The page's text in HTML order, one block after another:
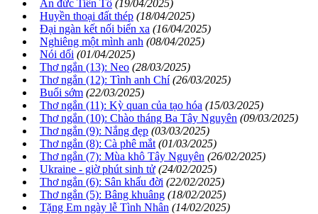
Ân đức Tiên Tổ (19/04/2025)
Huyền thoại đất thép (18/04/2025)
Đại ngàn kết nối biển xa (16/04/2025)
Nghiêng một mình anh (08/04/2025)
Nói dối (01/04/2025)
Thơ ngắn (13): Neo (28/03/2025)
Thơ ngắn (12): Tình anh Chí (26/03/2025)
Buổi sớm (22/03/2025)
Thơ ngắn (11): Kỳ quan của tạo hóa (15/03/2025)
Thơ ngắn (10): Chào tháng Ba Tây Nguyên (09/03/2025)
Thơ ngắn (9): Nắng đẹp (03/03/2025)
Thơ ngắn (8): Cà phê mắt (01/03/2025)
Thơ ngắn (7): Mùa khô Tây Nguyên (26/02/2025)
Ukraine - giờ phút sinh tử (24/02/2025)
Thơ ngắn (6): Sân khấu đời (22/02/2025)
Thơ ngắn (5): Bâng khuâng (18/02/2025)
Tặng Em ngày lễ Tình Nhân (14/02/2025)